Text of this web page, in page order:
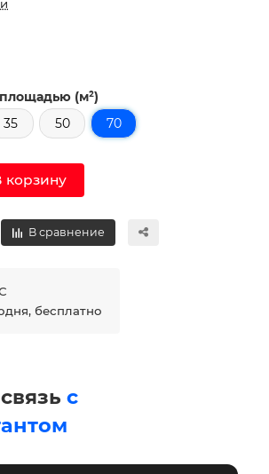
(м²)
35 50 70
корзину
В сравнение
бесплатно
с